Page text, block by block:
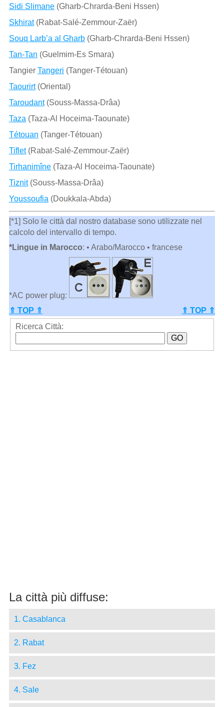
Sidi Slimane(Gharb-Chrarda-Beni Hssen)
Skhirat(Rabat-Salé-Zemmour-Zaër)
Souq Larb’a al Gharb(Gharb-Chrarda-Beni Hssen)
Tan-Tan (Guelmim-Es Smara)
Tangier Tangeri (Tanger-Tétouan)
Taourirt(Oriental)
Taroudant(Souss-Massa-Drâa)
Taza (Taza-Al Hoceima-Taounate)
Tétouan (Tanger-Tétouan)
Tiflet(Rabat-Salé-Zemmour-Zaër)
Tirhanimîne(Taza-Al Hoceima-Taounate)
Tiznit(Souss-Massa-Drâa)
Youssoufia (Doukkala-Abda)
[*1] Solo le città dal nostro database sono utilizzate nel
calcolo del intervallo di tempo.
*Lingue in Marocco: • Arabo/Marocco • francese
*AC power plug:
⇑ TOP ⇑
⇑ TOP ⇑
Ricerca Città:
La città più diffuse:
1. Casablanca
2. Rabat
3. Fez
4. Sale